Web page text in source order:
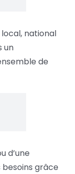
local, national
un
de
d’une
besoins grâce